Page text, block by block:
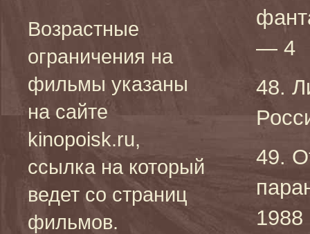
Возрастные
ограничения на
фильмы указаны
на сайте
kinopoisk.ru,
ссылка на который
ведет со страниц
фильмов.
— 4
48.
49.